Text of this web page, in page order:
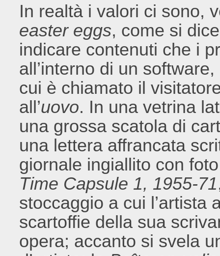
In realtà i valori ci sono,
easter eggs, come si
indicare contenuti che i
all’interno di un
cui è chiamato il
all’uovo. In una vetrina
una grossa scatola di
una lettera affrancata
giornale ingiallito con
Time Capsule 1, 1955-71
stoccaggio a cui l’artista
scartoffie della sua
opera; accanto si svela